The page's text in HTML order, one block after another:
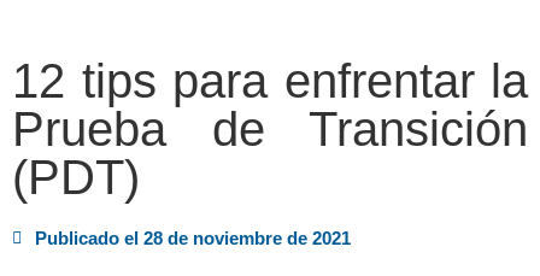
12 tips para enfrentar la
Prueba de Transición
(PDT)
Publicado el 28 de noviembre de 2021